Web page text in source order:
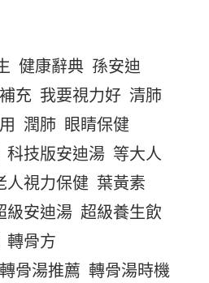
健康辭典 孫安迪
充 我要視力好 清肺
潤肺 眼睛保健
科技版安迪湯 等大人
人視力保健 葉黃素
級安迪湯 超級養生飲
轉骨方
轉骨湯推薦 轉骨湯時機